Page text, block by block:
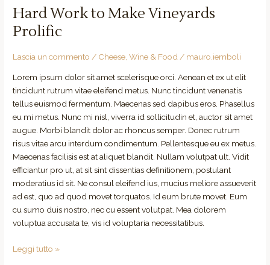
Hard Work to Make Vineyards
Prolific
Lascia un commento / Cheese ,Wine & Food / mauro.iemboli
Lorem ipsum dolor sit amet scelerisque orci. Aenean et ex ut elit
tincidunt rutrum vitae eleifend metus. Nunc tincidunt venenatis
tellus euismod fermentum. Maecenas sed dapibus eros. Phasellus
eu mi metus. Nunc mi nisl, viverra id sollicitudin et, auctor sit amet
augue. Morbi blandit dolor ac rhoncus semper. Donec rutrum
risus vitae arcu interdum condimentum. Pellentesque eu ex metus.
Maecenas facilisis est at aliquet blandit. Nullam volutpat ult. Vidit
efficiantur pro ut, at sit sint dissentias definitionem, postulant
moderatius id sit. Ne consul eleifend ius, mucius meliore assueverit
ad est, quo ad quod movet torquatos. Id eum brute movet. Eum
cu sumo duis nostro, nec cu essent volutpat. Mea dolorem
voluptua accusata te, vis id voluptaria necessitatibus.
Leggi tutto »